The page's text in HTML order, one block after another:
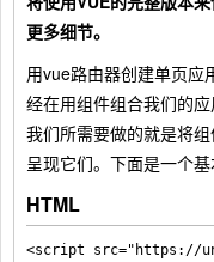
更多细节。
用vue路由器创建单页应
经在用组件组合我们的
我们所需要做的就是将
呈现它们。下面是一个基
HTML
<script src="https://